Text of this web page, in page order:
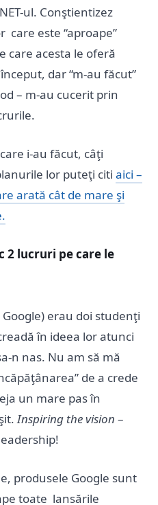
ul. Conştientizez
care este “aproape”
care acesta le oferă
dar “m-au făcut”
– m-au cucerit prin
i-au făcut, câţi
lor puteţi citi aici –
arată cât de mare şi
2 lucruri pe care le
erau doi studenţi
în ideea lor atunci
n nas. Nu am să mă
de a crede
un mare pas în
Inspiring the vision –
produsele Google sunt
toate lansările